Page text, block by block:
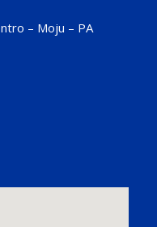
– Moju – PA